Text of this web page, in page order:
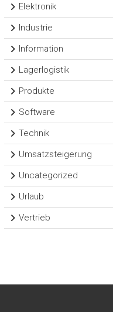
Elektronik
Industrie
Information
Lagerlogistik
Produkte
Software
Technik
Umsatzsteigerung
Uncategorized
Urlaub
Vertrieb